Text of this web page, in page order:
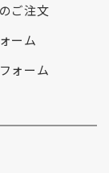
ご注文
ーム
ォーム